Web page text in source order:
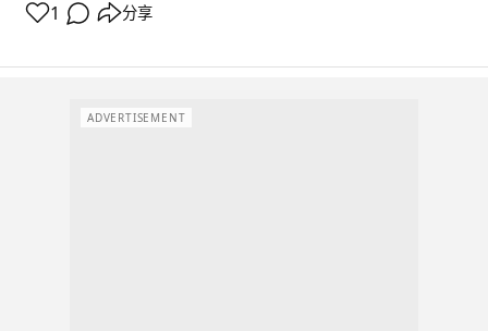
1 分享
ADVERTISEMENT